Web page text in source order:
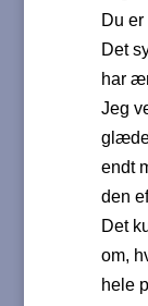
Du
Det
har
Jeg
endt
den
Det
om,
hele